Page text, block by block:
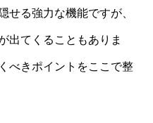
せる強力な機能ですが、
出てくることもありま
べきポイントをここで整